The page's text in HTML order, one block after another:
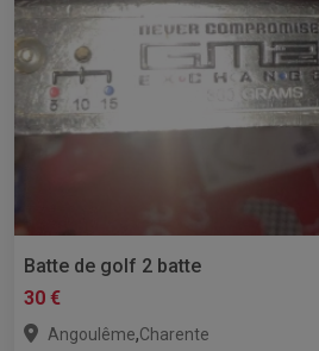
Batte de golf 2 batte
30 €
Angoulême,Charente